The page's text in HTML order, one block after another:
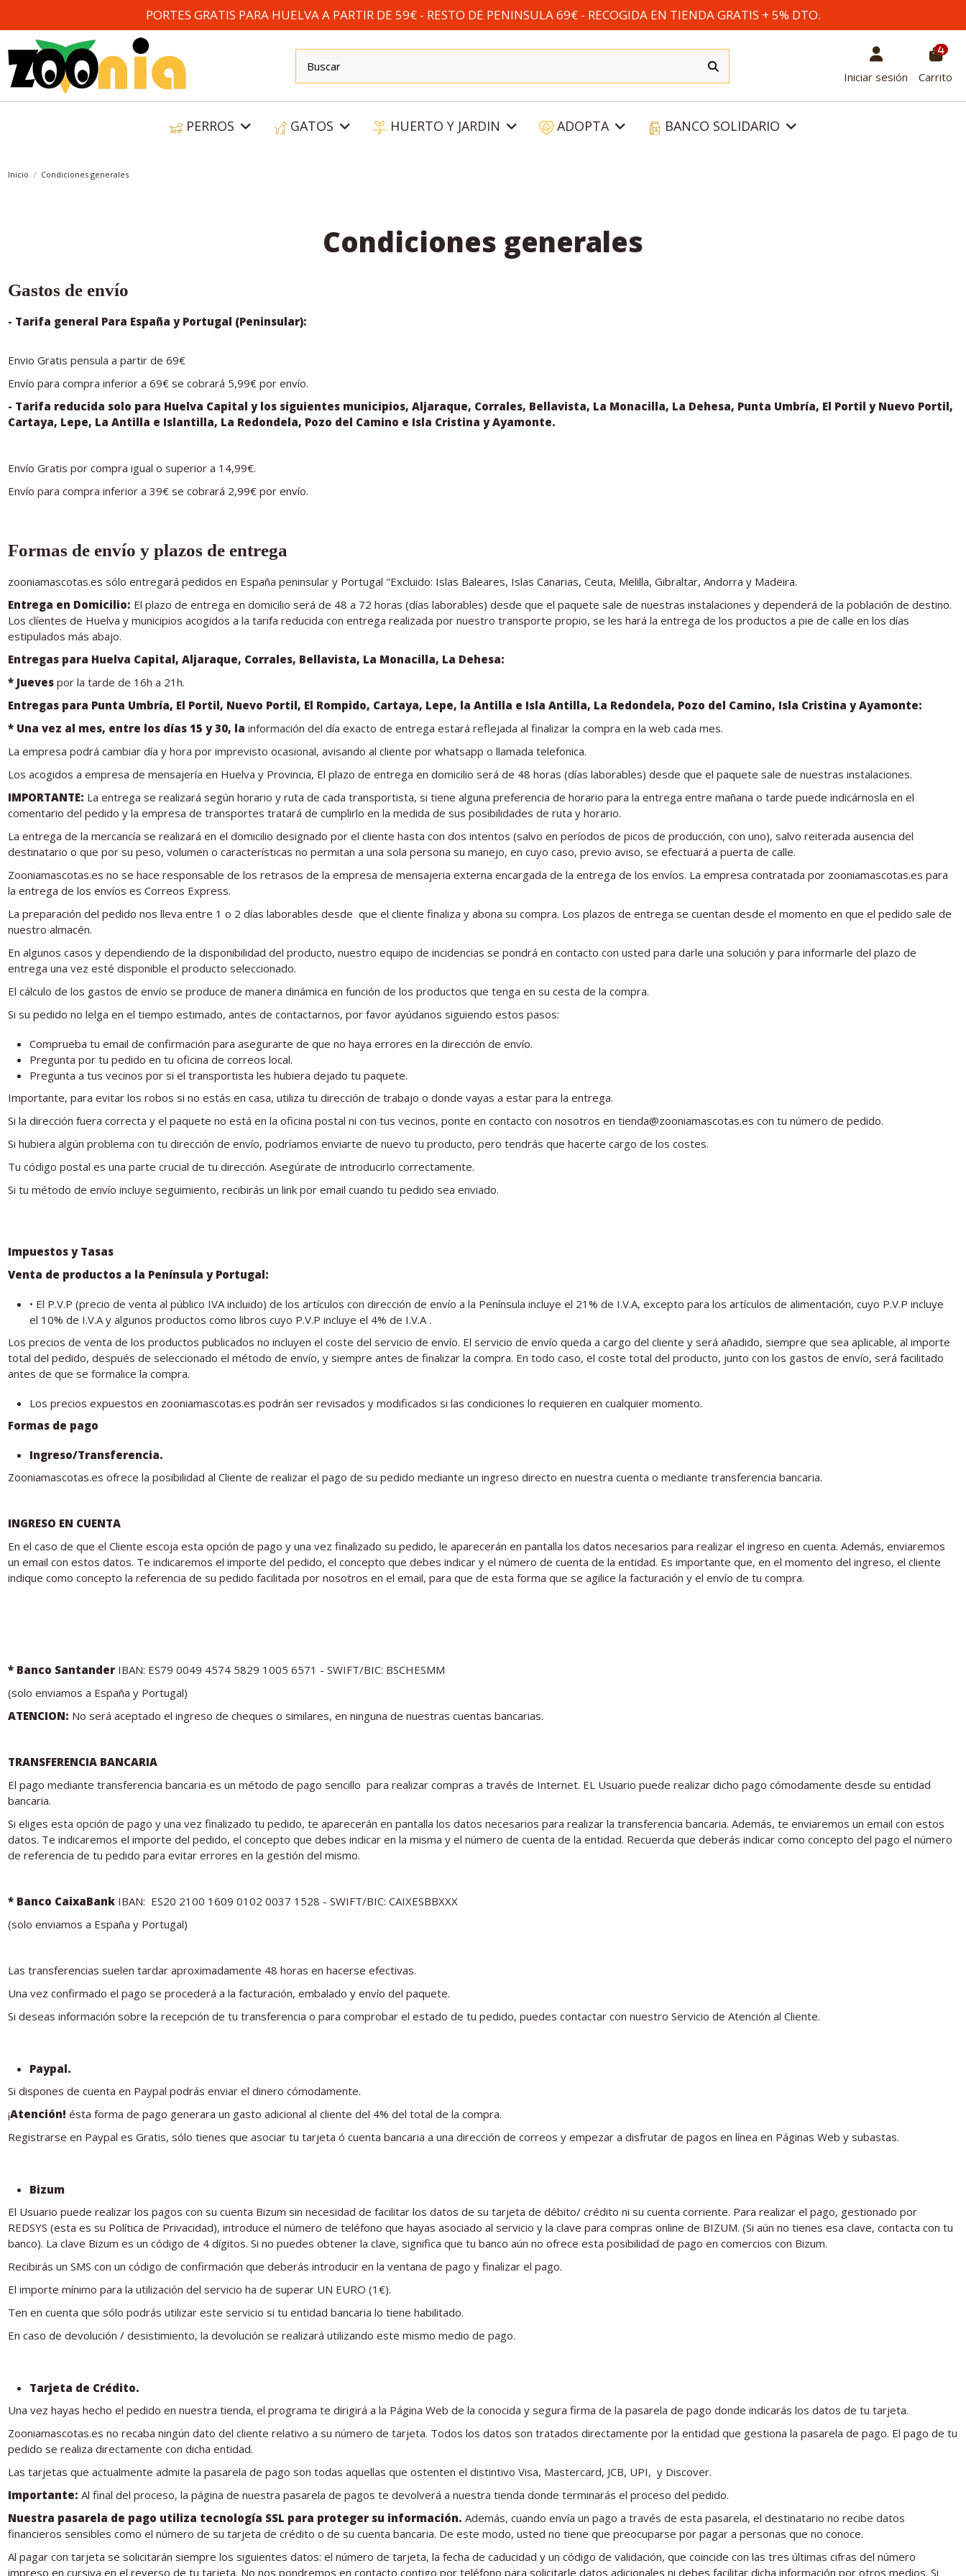
PORTES GRATIS PARA HUELVA A PARTIR DE 59€ - RESTO DE PENINSULA 69€ - RECOGIDA EN TIENDA GRATIS + 5% DTO.
Iniciar sesión
4
Carrito
PERROS GATOS HUERTO Y JARDIN ADOPTA BANCO SOLIDARIO
Inicio Condiciones generales
Condiciones generales
Gastos de envío
- Tarifa general Para España y Portugal (Peninsular):
Envio Gratis pensula a partir de 69€
Envío para compra inferior a 69€ se cobrará 5,99€ por envío.
- Tarifa reducida solo para Huelva Capital y los siguientes municipios, Aljaraque, Corrales, Bellavista, La Monacilla, La Dehesa, Punta Umbría, El Portil y Nuevo Portil,
Cartaya, Lepe, La Antilla e Islantilla, La Redondela, Pozo del Camino e Isla Cristina y Ayamonte.
Envío Gratis por compra igual o superior a 14,99€.
Envío para compra inferior a 39€ se cobrará 2,99€ por envío.
Formas de envío y plazos de entrega
zooniamascotas.es sólo entregará pedidos en España peninsular y Portugal "Excluido: Islas Baleares, Islas Canarias, Ceuta, Melilla, Gibraltar, Andorra y Madeira.
Entrega en Domicilio: El plazo de entrega en domicilio será de 48 a 72 horas (días laborables) desde que el paquete sale de nuestras instalaciones y dependerá de la población de destino.
Los clíentes de Huelva y municipios acogidos a la tarifa reducida con entrega realizada por nuestro transporte propio, se les hará la entrega de los productos a pie de calle en los días
estipulados más abajo.
Entregas para Huelva Capital, Aljaraque, Corrales, Bellavista, La Monacilla, La Dehesa:
* Jueves por la tarde de 16h a 21h.
Entregas para Punta Umbría, El Portil, Nuevo Portil, El Rompido, Cartaya, Lepe, la Antilla e Isla Antilla, La Redondela, Pozo del Camino, Isla Cristina y Ayamonte:
* Una vez al mes, entre los días 15 y 30, la información del día exacto de entrega estará reflejada al finalizar la compra en la web cada mes.
La empresa podrá cambiar día y hora por imprevisto ocasional, avisando al cliente por whatsapp o llamada telefonica.
Los acogidos a empresa de mensajería en Huelva y Provincia, El plazo de entrega en domicilio será de 48 horas (días laborables) desde que el paquete sale de nuestras instalaciones.
IMPORTANTE: La entrega se realizará según horario y ruta de cada transportista, si tiene alguna preferencia de horario para la entrega entre mañana o tarde puede indicárnosla en el
comentario del pedido y la empresa de transportes tratará de cumplirlo en la medida de sus posibilidades de ruta y horario.
La entrega de la mercancía se realizará en el domicilio designado por el cliente hasta con dos intentos (salvo en períodos de picos de producción, con uno), salvo reiterada ausencia del
destinatario o que por su peso, volumen o características no permitan a una sola persona su manejo, en cuyo caso, previo aviso, se efectuará a puerta de calle.
Zooniamascotas.es no se hace responsable de los retrasos de la empresa de mensajeria externa encargada de la entrega de los envíos. La empresa contratada por zooniamascotas.es para
la entrega de los envíos es Correos Express.
La preparación del pedido nos lleva entre 1 o 2 días laborables desde que el cliente finaliza y abona su compra. Los plazos de entrega se cuentan desde el momento en que el pedido sale de
nuestro almacén.
En algunos casos y dependiendo de la disponibilidad del producto, nuestro equipo de incidencias se pondrá en contacto con usted para darle una solución y para informarle del plazo de
entrega una vez esté disponible el producto seleccionado.
El cálculo de los gastos de envío se produce de manera dinámica en función de los productos que tenga en su cesta de la compra.
Si su pedido no lelga en el tiempo estimado, antes de contactarnos, por favor ayúdanos siguiendo estos pasos:
Comprueba tu email de confirmación para asegurarte de que no haya errores en la dirección de envío.
Pregunta por tu pedido en tu oficina de correos local.
Pregunta a tus vecinos por si el transportista les hubiera dejado tu paquete.
Importante, para evitar los robos si no estás en casa, utiliza tu dirección de trabajo o donde vayas a estar para la entrega.
Si la dirección fuera correcta y el paquete no está en la oficina postal ni con tus vecinos, ponte en contacto con nosotros en tienda@zooniamascotas.es con tu número de pedido.
Si hubiera algún problema con tu dirección de envío, podríamos enviarte de nuevo tu producto, pero tendrás que hacerte cargo de los costes.
Tu código postal es una parte crucial de tu dirección. Asegúrate de introducirlo correctamente.
Si tu método de envío incluye seguimiento, recibirás un link por email cuando tu pedido sea enviado.
Impuestos y Tasas
Venta de productos a la Península y Portugal:
• El P.V.P (precio de venta al público IVA incluido) de los artículos con dirección de envío a la Península incluye el 21% de I.V.A, excepto para los artículos de alimentación, cuyo P.V.P incluye
el 10% de I.V.A y algunos productos como libros cuyo P.V.P incluye el 4% de I.V.A .
Los precios de venta de los productos publicados no incluyen el coste del servicio de envío. El servicio de envío queda a cargo del cliente y será añadido, siempre que sea aplicable, al importe
total del pedido, después de seleccionado el método de envío, y siempre antes de finalizar la compra. En todo caso, el coste total del producto, junto con los gastos de envío, será facilitado
antes de que se formalice la compra.
Los precios expuestos en zooniamascotas.es podrán ser revisados y modificados si las condiciones lo requieren en cualquier momento.
Formas de pago
Ingreso/Transferencia.
Zooniamascotas.es ofrece la posibilidad al Cliente de realizar el pago de su pedido mediante un ingreso directo en nuestra cuenta o mediante transferencia bancaria.
INGRESO EN CUENTA
En el caso de que el Cliente escoja esta opción de pago y una vez finalizado su pedido, le aparecerán en pantalla los datos necesarios para realizar el ingreso en cuenta. Además, enviaremos
un email con estos datos. Te indicaremos el importe del pedido, el concepto que debes indicar y el número de cuenta de la entidad. Es importante que, en el momento del ingreso, el cliente
indique como concepto la referencia de su pedido facilitada por nosotros en el email, para que de esta forma que se agilice la facturación y el envío de tu compra.
* Banco Santander IBAN: ES79 0049 4574 5829 1005 6571 - SWIFT/BIC: BSCHESMM
(solo enviamos a España y Portugal)
ATENCION: No será aceptado el ingreso de cheques o similares, en ninguna de nuestras cuentas bancarias.
TRANSFERENCIA BANCARIA
El pago mediante transferencia bancaria es un método de pago sencillo para realizar compras a través de Internet. EL Usuario puede realizar dicho pago cómodamente desde su entidad
bancaria.
Si eliges esta opción de pago y una vez finalizado tu pedido, te aparecerán en pantalla los datos necesarios para realizar la transferencia bancaria. Además, te enviaremos un email con estos
datos. Te indicaremos el importe del pedido, el concepto que debes indicar en la misma y el número de cuenta de la entidad. Recuerda que deberás indicar como concepto del pago el número
de referencia de tu pedido para evitar errores en la gestión del mismo.
* Banco CaixaBank IBAN: ES20 2100 1609 0102 0037 1528 - SWIFT/BIC: CAIXESBBXXX
(solo enviamos a España y Portugal)
Las transferencias suelen tardar aproximadamente 48 horas en hacerse efectivas.
Una vez confirmado el pago se procederá a la facturación, embalado y envío del paquete.
Si deseas información sobre la recepción de tu transferencia o para comprobar el estado de tu pedido, puedes contactar con nuestro Servicio de Atención al Cliente.
Paypal.
Si dispones de cuenta en Paypal podrás enviar el dinero cómodamente.
¡Atención! ésta forma de pago generara un gasto adicional al cliente del 4% del total de la compra.
Registrarse en Paypal es Gratis, sólo tienes que asociar tu tarjeta ó cuenta bancaria a una dirección de correos y empezar a disfrutar de pagos en línea en Páginas Web y subastas.
Bizum
El Usuario puede realizar los pagos con su cuenta Bizum sin necesidad de facilitar los datos de su tarjeta de débito/ crédito ni su cuenta corriente. Para realizar el pago, gestionado por
REDSYS (esta es su Política de Privacidad), introduce el número de teléfono que hayas asociado al servicio y la clave para compras online de BIZUM. (Si aún no tienes esa clave, contacta con tu
banco). La clave Bizum es un código de 4 dígitos. Si no puedes obtener la clave, significa que tu banco aún no ofrece esta posibilidad de pago en comercios con Bizum.
Recibirás un SMS con un código de confirmación que deberás introducir en la ventana de pago y finalizar el pago.
El importe mínimo para la utilización del servicio ha de superar UN EURO (1€).
Ten en cuenta que sólo podrás utilizar este servicio si tu entidad bancaria lo tiene habilitado.
En caso de devolución / desistimiento, la devolución se realizará utilizando este mismo medio de pago.
Tarjeta de Crédito.
Una vez hayas hecho el pedido en nuestra tienda, el programa te dirigirá a la Página Web de la conocida y segura firma de la pasarela de pago donde indicarás los datos de tu tarjeta.
Zooniamascotas.es no recaba ningún dato del cliente relativo a su número de tarjeta. Todos los datos son tratados directamente por la entidad que gestiona la pasarela de pago. El pago de tu
pedido se realiza directamente con dicha entidad.
Las tarjetas que actualmente admite la pasarela de pago son todas aquellas que ostenten el distintivo Visa, Mastercard, JCB, UPI, y Discover.
Importante: Al final del proceso, la página de nuestra pasarela de pagos te devolverá a nuestra tienda donde terminarás el proceso del pedido.
Nuestra pasarela de pago utiliza tecnología SSL para proteger su información. Además, cuando envía un pago a través de esta pasarela, el destinatario no recibe datos
financieros sensibles como el número de su tarjeta de crédito o de su cuenta bancaria. De este modo, usted no tiene que preocuparse por pagar a personas que no conoce.
Al pagar con tarjeta se solicitarán siempre los siguientes datos: el número de tarjeta, la fecha de caducidad y un código de validación, que coincide con las tres últimas cifras del número
impreso en cursiva en el reverso de tu tarjeta. No nos pondremos en contacto contigo por teléfono para solicitarle datos adicionales ni debes facilitar dicha información por otros medios. Si